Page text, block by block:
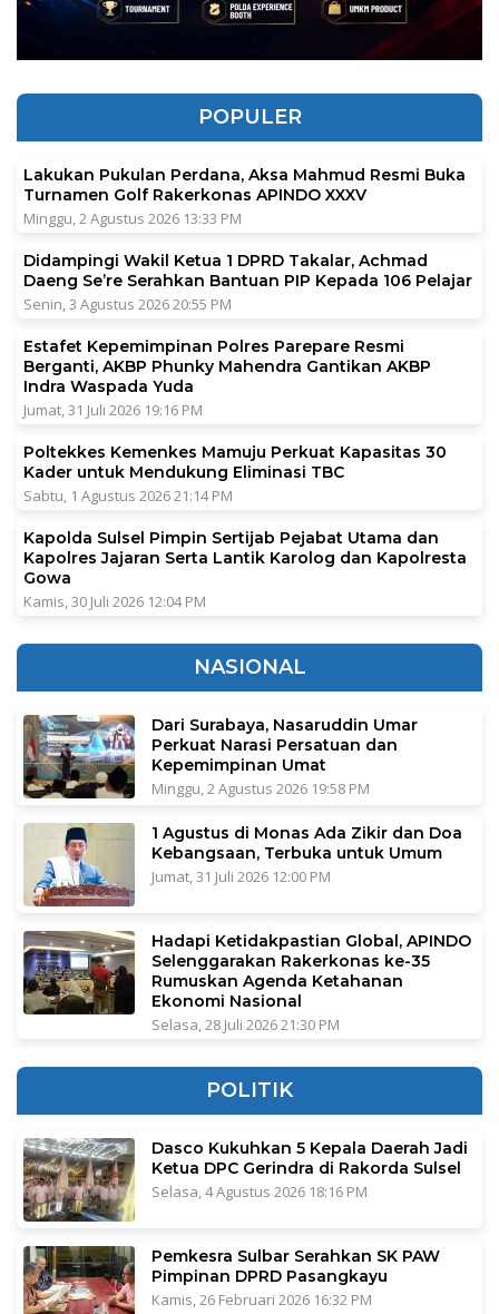
POPULER
Lakukan Pukulan Perdana, Aksa Mahmud Resmi Buka
Turnamen Golf Rakerkonas APINDO XXXV
Minggu, 2 Agustus 2026 13:33 PM
Didampingi Wakil Ketua 1 DPRD Takalar, Achmad
Daeng Se’re Serahkan Bantuan PIP Kepada 106 Pelajar
Senin, 3 Agustus 2026 20:55 PM
Estafet Kepemimpinan Polres Parepare Resmi
Berganti, AKBP Phunky Mahendra Gantikan AKBP
Indra Waspada Yuda
Jumat, 31 Juli 2026 19:16 PM
Poltekkes Kemenkes Mamuju Perkuat Kapasitas 30
Kader untuk Mendukung Eliminasi TBC
Sabtu, 1 Agustus 2026 21:14 PM
Kapolda Sulsel Pimpin Sertijab Pejabat Utama dan
Kapolres Jajaran Serta Lantik Karolog dan Kapolresta
Gowa
Kamis, 30 Juli 2026 12:04 PM
NASIONAL
Dari Surabaya, Nasaruddin Umar
Perkuat Narasi Persatuan dan
Kepemimpinan Umat
Minggu, 2 Agustus 2026 19:58 PM
1 Agustus di Monas Ada Zikir dan Doa
Kebangsaan, Terbuka untuk Umum
Jumat, 31 Juli 2026 12:00 PM
Hadapi Ketidakpastian Global, APINDO
Selenggarakan Rakerkonas ke-35
Rumuskan Agenda Ketahanan
Ekonomi Nasional
Selasa, 28 Juli 2026 21:30 PM
POLITIK
Dasco Kukuhkan 5 Kepala Daerah Jadi
Ketua DPC Gerindra di Rakorda Sulsel
Selasa, 4 Agustus 2026 18:16 PM
Pemkesra Sulbar Serahkan SK PAW
Pimpinan DPRD Pasangkayu
Kamis, 26 Februari 2026 16:32 PM